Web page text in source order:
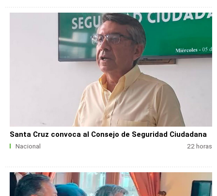
Santa Cruz convoca al Consejo de Seguridad Ciudadana
Nacional 22 horas